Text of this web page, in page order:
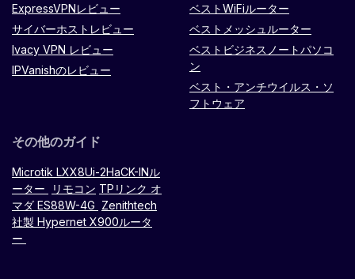
ExpressVPNレビュー
サイバーホストレビュー
Ivacy VPN レビュー
IPVanishのレビュー
ベストWiFiルーター
ベストメッシュルーター
ベストビジネスノートパソコ
ン
ベスト・アンチウイルス・ソ
フトウェア
その他のガイド
Microtik LXX8Ui-2HaCK-INル
ーター
リモコン TPリンク オ
マダ ES88W-4G Zenithtech
社製 Hypernet X900ルータ
ー